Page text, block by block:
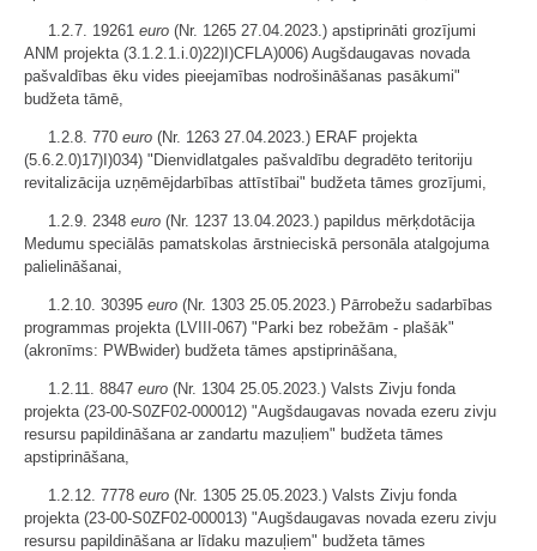
1.2.7. 19261 euro (Nr. 1265 27.04.2023.) apstiprināti grozījumi
ANM projekta (3.1.2.1.i.0)22)I)CFLA)006) Augšdaugavas novada
pašvaldības ēku vides pieejamības nodrošināšanas pasākumi"
budžeta tāmē,
1.2.8. 770 euro (Nr. 1263 27.04.2023.) ERAF projekta
(5.6.2.0)17)I)034) "Dienvidlatgales pašvaldību degradēto teritoriju
revitalizācija uzņēmējdarbības attīstībai" budžeta tāmes grozījumi,
1.2.9. 2348 euro (Nr. 1237 13.04.2023.) papildus mērķdotācija
Medumu speciālās pamatskolas ārstnieciskā personāla atalgojuma
palielināšanai,
1.2.10. 30395 euro (Nr. 1303 25.05.2023.) Pārrobežu sadarbības
programmas projekta (LVIII-067) "Parki bez robežām - plašāk"
(akronīms: PWBwider) budžeta tāmes apstiprināšana,
1.2.11. 8847 euro (Nr. 1304 25.05.2023.) Valsts Zivju fonda
projekta (23-00-S0ZF02-000012) "Augšdaugavas novada ezeru zivju
resursu papildināšana ar zandartu mazuļiem" budžeta tāmes
apstiprināšana,
1.2.12. 7778 euro (Nr. 1305 25.05.2023.) Valsts Zivju fonda
projekta (23-00-S0ZF02-000013) "Augšdaugavas novada ezeru zivju
resursu papildināšana ar līdaku mazuļiem" budžeta tāmes